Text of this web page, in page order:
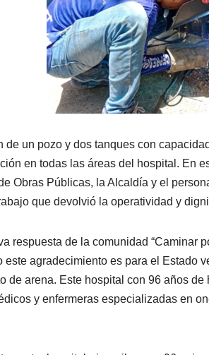
de un pozo y dos tanques con
en todas las áreas del hospital. En
Obras Públicas, la Alcaldía y el
que devolvió la operatividad y
respuesta de la comunidad “Caminar
este agradecimiento es para el Estado
de arena. Este hospital con 96 años
y enfermeras especializadas en